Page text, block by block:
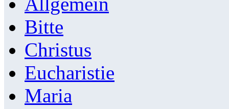
Bitte
Christus
Eucharistie
Maria